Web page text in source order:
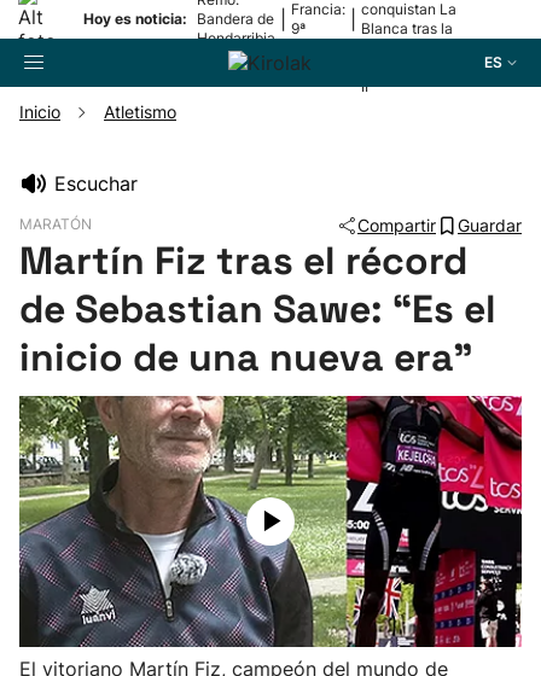
Hoy es noticia:
Bandera de
Hondarribia
Francia:
9ª
conquistan La
Blanca tras la
II
ES
Pelota
Remo
Baloncesto
Ciclismo
Herri-kirolak
Balonmano
Inicio Atletismo
Escuchar
MARATÓN Compartir Guardar
Martín Fiz tras el récord
de Sebastian Sawe: “Es el
inicio de una nueva era"
El vitoriano Martín Fiz, campeón del mundo de